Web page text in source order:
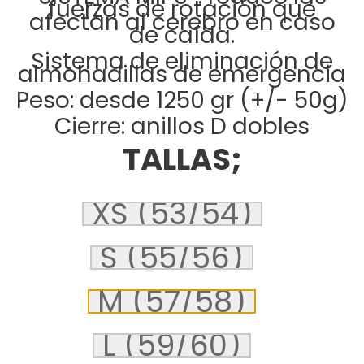
fuerzas de rotación que
afectan al cerebro en caso
de caída.
Sistema de eliminación de
almohadillas de emergencia
Peso: desde 1250 gr (+/- 50g)
Cierre: anillos D dobles
TALLAS;
XS (53/54)
S (55/56)
M (57/58)
L (59/60)